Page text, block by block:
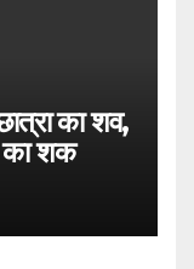
का शव,
का शक